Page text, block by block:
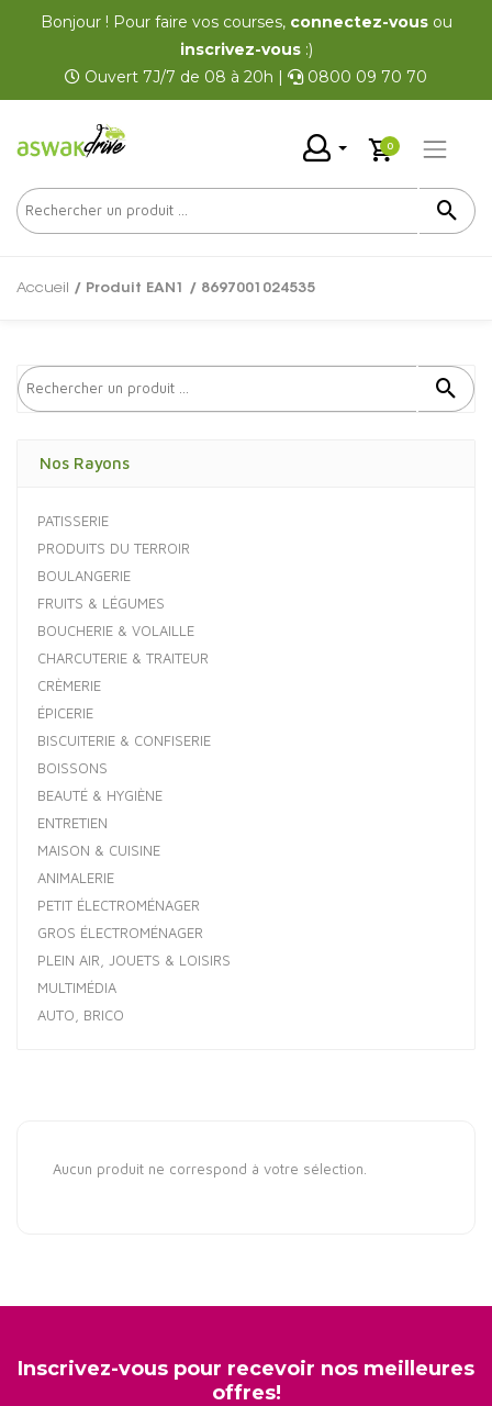
Bonjour ! Pour faire vos courses, connectez-vousou
inscrivez-vous:)
Ouvert 7J/7 de 08 à 20h |
0800 09 70 70
0
Accueil / Produit EAN1 / 8697001024535
Nos Rayons
PATISSERIE
PRODUITS DU TERROIR
BOULANGERIE
FRUITS & LÉGUMES
BOUCHERIE & VOLAILLE
CHARCUTERIE & TRAITEUR
CRÈMERIE
ÉPICERIE
BISCUITERIE & CONFISERIE
BOISSONS
BEAUTÉ & HYGIÈNE
ENTRETIEN
MAISON & CUISINE
ANIMALERIE
PETIT ÉLECTROMÉNAGER
GROS ÉLECTROMÉNAGER
PLEIN AIR, JOUETS & LOISIRS
MULTIMÉDIA
AUTO, BRICO
Aucun produit ne correspond à votre sélection.
Inscrivez-vous pour recevoir nos meilleures
offres!